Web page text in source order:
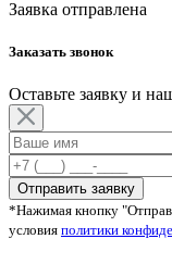
Заявка отправлена
Заказать звонок
Оставьте заявку и
Отправить заявку
*Нажимая кнопку
условия политики